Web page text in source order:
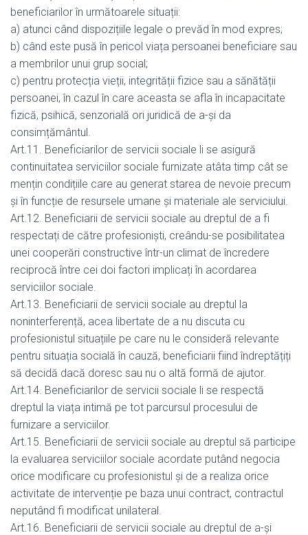
beneficiarilor în următoarele situații:
a) atunci când dispozițiile legale o prevăd în mod expres;
b) când este pusă în pericol viața persoanei beneficiare sau
a membrilor unui grup social;
c) pentru protecția vieții, integrității fizice sau a sănătății
persoanei, în cazul în care aceasta se afla în incapacitate
fizică, psihică, senzorială ori juridică de a-și da
consimțământul.
Art.11. Beneficiarilor de servicii sociale li se asigură
continuitatea serviciilor sociale furnizate atâta timp cât se
mențin condițiile care au generat starea de nevoie precum
și în funcție de resursele umane și materiale ale serviciului.
Art.12. Beneficiarii de servicii sociale au dreptul de a fi
respectați de către profesioniști, creându-se posibilitatea
unei cooperări constructive într-un climat de încredere
reciprocă între cei doi factori implicați în acordarea
serviciilor sociale.
Art.13. Beneficiarii de servicii sociale au dreptul la
noninterferență, acea libertate de a nu discuta cu
profesionistul situațiile pe care nu le consideră relevante
pentru situația socială în cauză, beneficiarii fiind îndreptățiți
să decidă dacă doresc sau nu o altă formă de ajutor.
Art.14. Beneficiarilor de servicii sociale li se respectă
dreptul la viața intimă pe tot parcursul procesului de
furnizare a serviciilor.
Art.15. Beneficiarii de servicii sociale au dreptul să participe
la evaluarea serviciilor sociale acordate putând negocia
orice modificare cu profesionistul și de a realiza orice
activitate de intervenție pe baza unui contract, contractul
neputând fi modificat unilateral.
Art.16. Beneficiarii de servicii sociale au dreptul de a-și